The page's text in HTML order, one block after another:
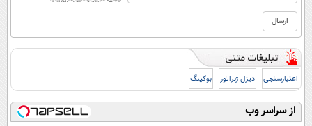
اعتبارسنجی دیزل ژنراتور بوکینگ
از سراسر وب